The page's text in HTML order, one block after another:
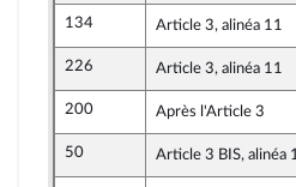
134 Article 3, alinéa 11
226 Article 3, alinéa 11
200 Après l'Article 3
50 Article 3 BIS, alinéa 1